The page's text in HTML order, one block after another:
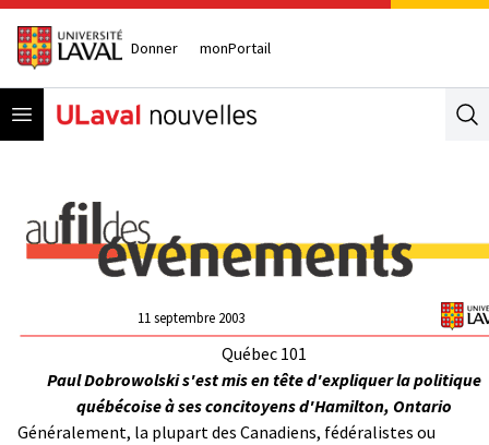
Donner monPortail
Open menu
11 septembre 2003
Québec 101
Paul Dobrowolski s'est mis en tête d'expliquer la politique
québécoise à ses concitoyens d'Hamilton, Ontario
Généralement, la plupart des Canadiens, fédéralistes ou